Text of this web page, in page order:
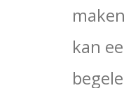
kan